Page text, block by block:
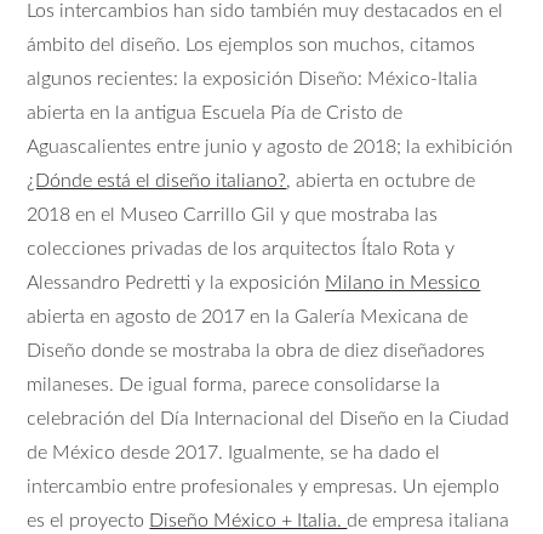
Los intercambios han sido también muy destacados en el
ámbito del diseño. Los ejemplos son muchos, citamos
algunos recientes: la exposición Diseño: México-Italia
abierta en la antigua Escuela Pía de Cristo de
Aguascalientes entre junio y agosto de 2018; la exhibición
¿Dónde está el diseño italiano?, abierta en octubre de
2018 en el Museo Carrillo Gil y que mostraba las
colecciones privadas de los arquitectos Ítalo Rota y
Alessandro Pedretti y la exposición Milano in Messico
abierta en agosto de 2017 en la Galería Mexicana de
Diseño donde se mostraba la obra de diez diseñadores
milaneses. De igual forma, parece consolidarse la
celebración del Día Internacional del Diseño en la Ciudad
de México desde 2017. Igualmente, se ha dado el
intercambio entre profesionales y empresas. Un ejemplo
es el proyecto Diseño México + Italia. de empresa italiana